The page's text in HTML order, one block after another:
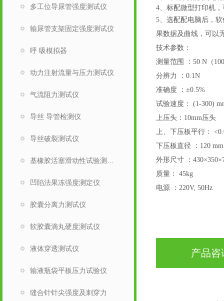
4、标配微型打印机
5、选配配电脑后， 软
果数据及曲线，可以
技术参数：
测量范围
： 50 N（
分辨力
： 0.1N
准确度
： ±0.5%
试验速度：
(1-300)
上压头： 10mm压头
上、 下压板平行：
下压板直径
： 120 mm
外形尺寸
：
质量：
45kg
电源
： 220V, 50Hz
产品咨
多工位导尿管强度测试仪
输尿管支架固定强度测试仪
呼 吸模拟器
动力注射流量与压力测试仪
气流阻力测试仪
导丝 导管检测仪
导丝破裂测试仪
凹陷法果冻强度测定仪
胶囊分离力测试仪
软胶囊滴丸硬度测试仪
液体穿透测试仪
输液瓶袋平板压力试验仪
缝合针针尖强度及刺穿力